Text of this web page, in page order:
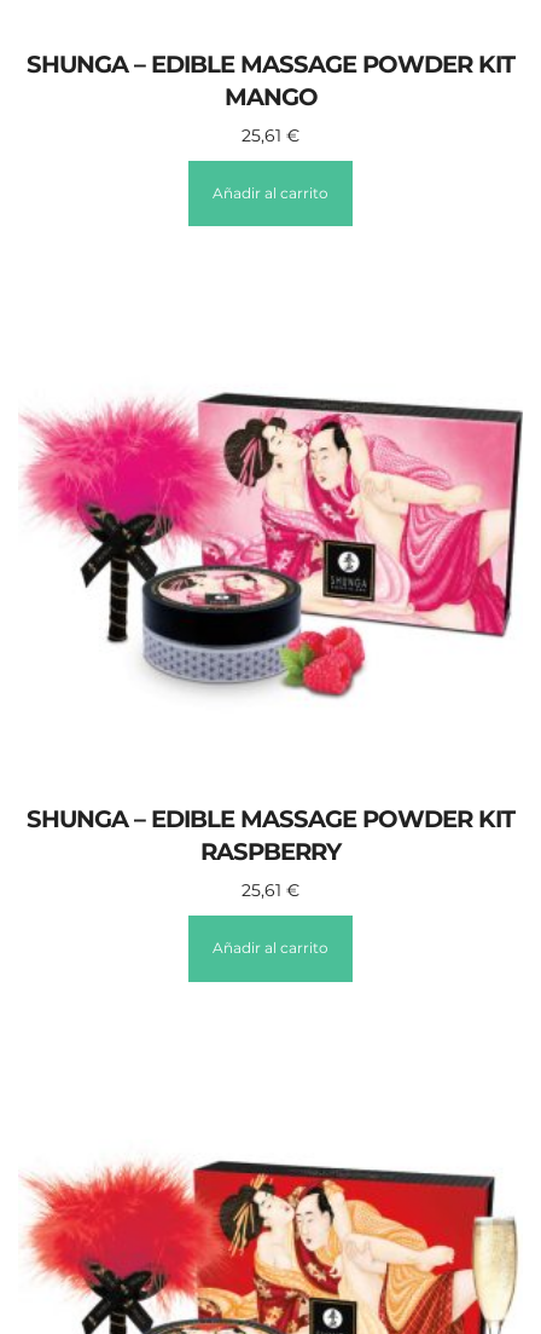
SHUNGA – EDIBLE MASSAGE POWDER KIT
MANGO
25,61 €
Añadir al carrito
SHUNGA – EDIBLE MASSAGE POWDER KIT
RASPBERRY
25,61 €
Añadir al carrito